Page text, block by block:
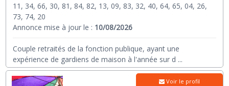
11, 34, 66, 30, 81, 84, 82, 13, 09, 83, 32, 40, 64, 65, 04, 26,
73, 74, 20
Annonce mise à jour le : 10/08/2026
Couple retraités de la fonction publique, ayant une
expérience de gardiens de maison à l'année sur d ...
Voir le profil